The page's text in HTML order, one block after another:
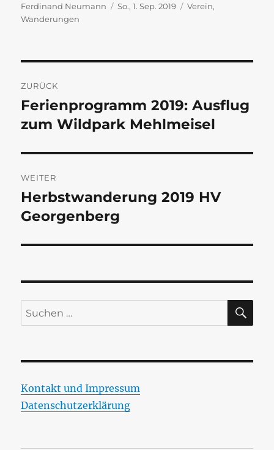
Autor
Ferdinand Neumann
Veröffentlicht
So., 1. Sep. 2019 Kategorien
Verein,
Wanderungen
ZURÜCK
Vorheriger
Beitrag:
Ferienprogramm 2019: Ausflug
zum Wildpark Mehlmeisel
WEITER
Nächster
Beitrag:
Herbstwanderung 2019 HV
Georgenberg
Suchen
nach:
Kontakt und Impressum
Datenschutzerklärung